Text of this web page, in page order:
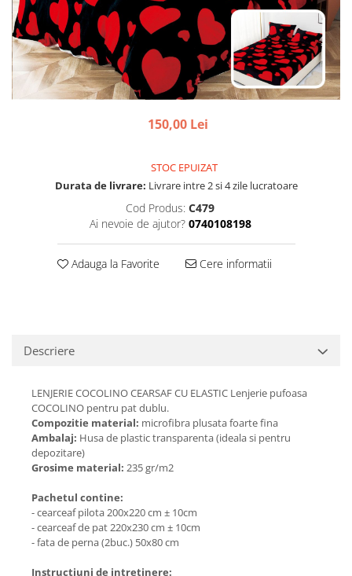
150,00 Lei
STOC EPUIZAT
Durata de livrare: Livrare intre 2 si 4 zile lucratoare
Cod Produs: C479
Ai nevoie de ajutor? 0740108198
Adauga la Favorite Cere informatii
Descriere
LENJERIE COCOLINO CEARSAF CU ELASTIC Lenjerie pufoasa
COCOLINO pentru pat dublu.
Compozitie material: microfibra plusata foarte fina
Ambalaj: Husa de plastic transparenta (ideala si pentru
depozitare)
Grosime material: 235 gr/m2
Pachetul contine:
- cearceaf pilota 200x220 cm ± 10cm
- cearceaf de pat 220x230 cm ± 10cm
- fata de perna (2buc.) 50x80 cm
Instructiuni de intretinere: